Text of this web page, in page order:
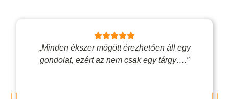
„Minden ékszer mögött érezhetően áll egy
gondolat, ezért az nem csak egy tárgy….”